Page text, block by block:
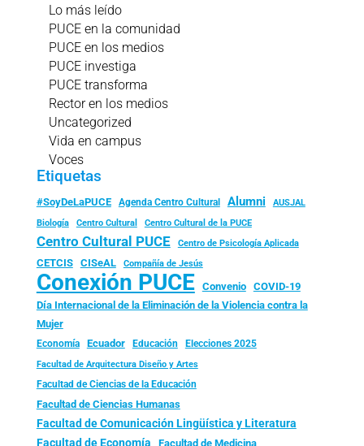
Lo más leído
PUCE en la comunidad
PUCE en los medios
PUCE investiga
PUCE transforma
Rector en los medios
Uncategorized
Vida en campus
Voces
Etiquetas
#SoyDeLaPUCE Agenda Centro Cultural Alumni
AUSJAL
Biología
Centro Cultural Centro Cultural de la PUCE
Centro Cultural PUCE Centro de Psicología Aplicada
CETCIS CISeAL Compañía de Jesús
Conexión PUCE Convenio
COVID-19
Día Internacional de la Eliminación de la Violencia contra la
Mujer
Economía Ecuador Educación Elecciones 2025
Facultad de Arquitectura Diseño y Artes
Facultad de Ciencias de la Educación
Facultad de Ciencias Humanas
Facultad de Comunicación Lingüística y Literatura
Facultad de Economía Facultad de Medicina